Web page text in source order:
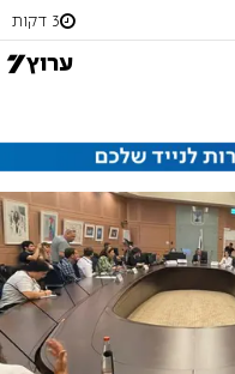
3 דקות